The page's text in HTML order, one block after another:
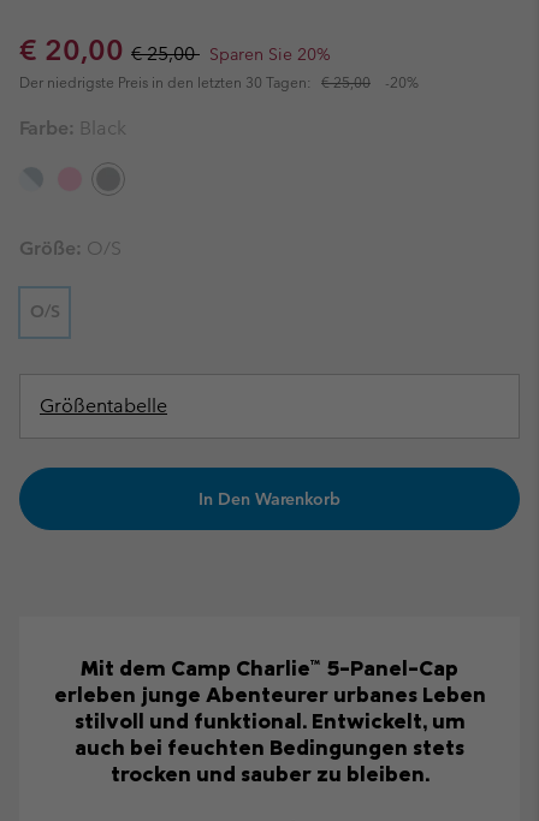
Sale price:
€ 20,00 Regular price:
€ 25,00 Sparen Sie 20%
Der niedrigste Preis in den letzten 30 Tagen: € 25,00 -20%
Farbe: Black
Größe: O/S
O/S
Größentabelle
In Den Warenkorb
Mit dem Camp Charlie™ 5-Panel-Cap
erleben junge Abenteurer urbanes Leben
stilvoll und funktional. Entwickelt, um
auch bei feuchten Bedingungen stets
trocken und sauber zu bleiben.